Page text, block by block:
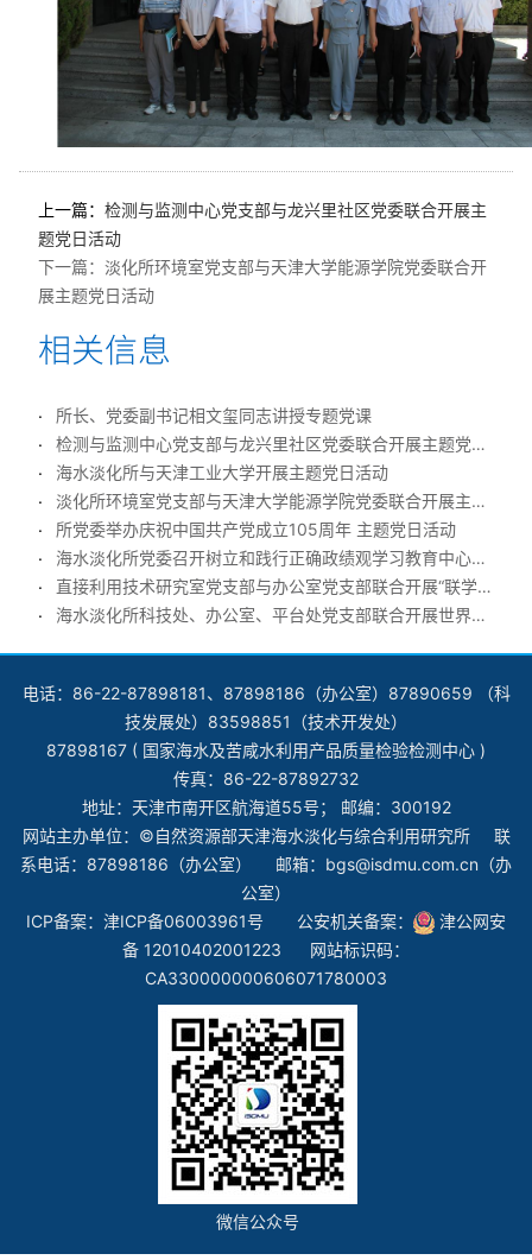
上一篇： 检测与监测中心党支部与龙兴里社区党委联合开展主
题党日活动
下一篇： 淡化所环境室党支部与天津大学能源学院党委联合开
展主题党日活动
所长、党委副书记相文玺同志讲授专题党课
检测与监测中心党支部与龙兴里社区党委联合开展主题党日活动
海水淡化所与天津工业大学开展主题党日活动
淡化所环境室党支部与天津大学能源学院党委联合开展主题党日活动
所党委举办庆祝中国共产党成立105周年 主题党日活动
海水淡化所党委召开树立和践行正确政绩观学习教育中心组扩大学习会
直接利用技术研究室党支部与办公室党支部联合开展“联学联建”主题党日活动
海水淡化所科技处、办公室、平台处党支部联合开展世界海洋日主题党日活动
电话：86-22-87898181、87898186（办公室）87890659 （科
技发展处）83598851（技术开发处）
87898167 ( 国家海水及苦咸水利用产品质量检验检测中心 )
传真：86-22-87892732
地址：天津市南开区航海道55号； 邮编：300192
网站主办单位：©自然资源部天津海水淡化与综合利用研究所 联
系电话：87898186（办公室） 邮箱：bgs@isdmu.com.cn（办
公室）
ICP备案： 津ICP备06003961号 公安机关备案：
津公网安
备 12010402001223 网站标识码：
CA330000000606071780003
微信公众号